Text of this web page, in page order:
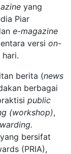
yang
Piar
e-magazine
versi on-
berita (news
berbagai
public
(workshop),
bersifat
(PRIA),